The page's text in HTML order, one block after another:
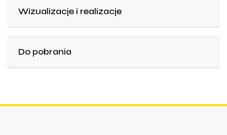
Wizualizacje i realizacje
Do pobrania